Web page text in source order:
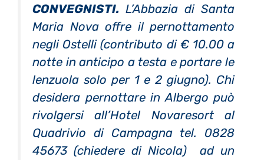
CONVEGNISTI. L’Abbazia di Santa
Maria Nova offre il pernottamento
negli Ostelli (contributo di € 10.00 a
notte in anticipo a testa e portare le
lenzuola solo per 1 e 2 giugno). Chi
desidera pernottare in Albergo può
rivolgersi all’Hotel Novaresort al
Quadrivio di Campagna tel. 0828
45673 (chiedere di Nicola) ad un